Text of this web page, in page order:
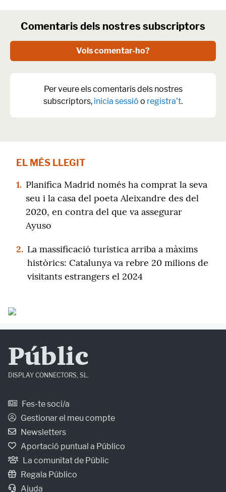
Comentaris dels nostres subscriptors
Vols comentar-ho?
Per veure els comentaris dels nostres
subscriptors, inicia sessió o registra't.
EL MÉS LLEGIT
1. Planifica Madrid només ha comprat la seva
seu i la casa del poeta Aleixandre des del
2020, en contra del que va assegurar
Ayuso
2. La massificació turística arriba a màxims
històrics: Catalunya va rebre 20 milions de
visitants estrangers el 2024
Públic
DISPLAY CONNECTORS, SL.
Fes-te soci/a
Gestionar el meu compte
Newsletters
Aportació puntual a Público
La comunitat de Públic
Regala Público
Ajuda